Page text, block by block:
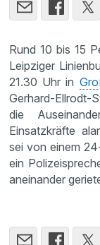
Rund 10 bis 15
Leipziger
21.30 Uhr in
Gerhard-Ellrodt-
die
Einsatzkräfte
sei von einem
ein
aneinander